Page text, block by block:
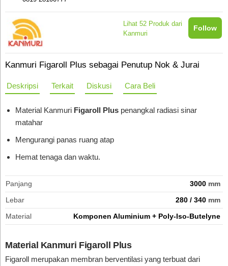
Lihat 52 Produk dari
Kanmuri
Follow
Kanmuri Figaroll Plus sebagai Penutup Nok & Jurai
Deskripsi Terkait Diskusi Cara Beli
Material Kanmuri Figaroll Plus penangkal radiasi sinar
matahar
Mengurangi panas ruang atap
Hemat tenaga dan waktu.
Panjang 3000 mm
Lebar
280 / 340 mm
Material
Komponen Aluminium + Poly-Iso-Butelyne
Material Kanmuri Figaroll Plus
Figaroll merupakan membran berventilasi yang terbuat dari